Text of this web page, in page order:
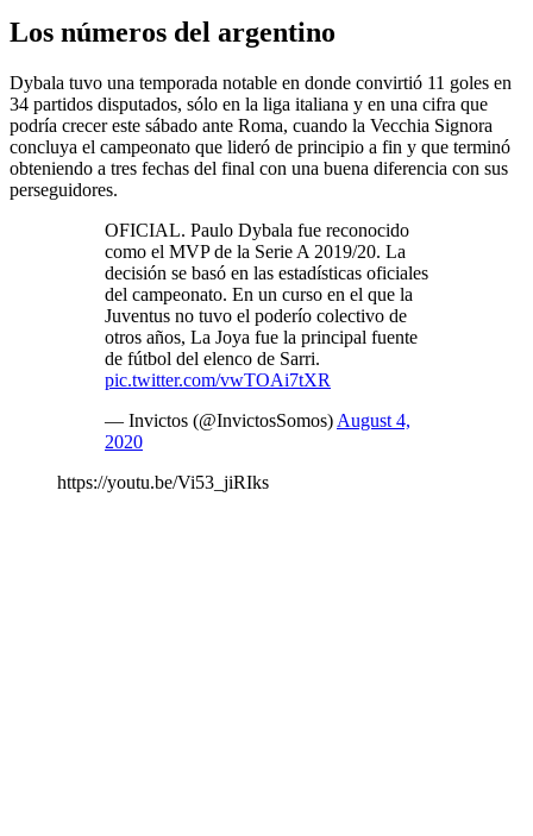
Los números del argentino
Dybala tuvo una temporada notable en donde convirtió 11 goles en
34 partidos disputados, sólo en la liga italiana y en una cifra que
podría crecer este sábado ante Roma, cuando la Vecchia Signora
concluya el campeonato que lideró de principio a fin y que terminó
obteniendo a tres fechas del final con una buena diferencia con sus
perseguidores.
OFICIAL. Paulo Dybala fue reconocido
como el MVP de la Serie A 2019/20. La
decisión se basó en las estadísticas oficiales
del campeonato. En un curso en el que la
Juventus no tuvo el poderío colectivo de
otros años, La Joya fue la principal fuente
de fútbol del elenco de Sarri.
pic.twitter.com/vwTOAi7tXR
— Invictos (@InvictosSomos) August 4,
2020
https://youtu.be/Vi53_jiRIks